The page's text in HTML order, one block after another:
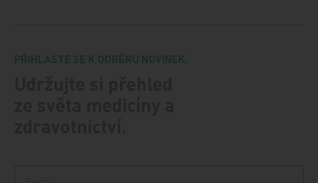
PŘIHLASTE SE K ODBĚRU NOVINEK.